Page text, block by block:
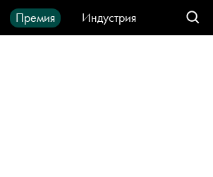
Премия
Индустрия
IT-продукты